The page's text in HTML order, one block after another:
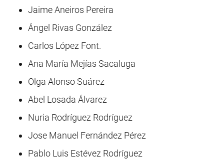
Jaime Aneiros Pereira
Ángel Rivas González
Carlos López Font.
Ana María Mejías Sacaluga
Olga Alonso Suárez
Abel Losada Álvarez
Nuria Rodríguez Rodríguez
Jose Manuel Fernández Pérez
Pablo Luis Estévez Rodríguez